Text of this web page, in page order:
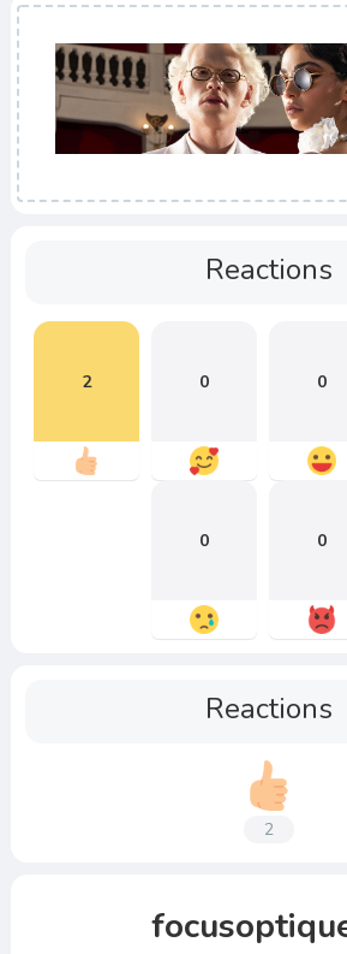
Reactions
2 0 0
0 0
Reactions
2